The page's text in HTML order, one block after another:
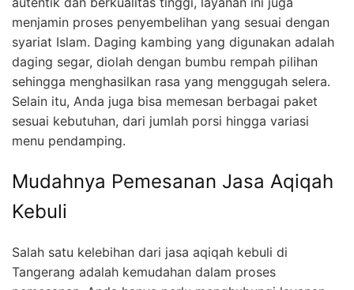
menjamin proses penyembelihan yang sesuai dengan
syariat Islam. Daging kambing yang digunakan adalah
daging segar, diolah dengan bumbu rempah pilihan
sehingga menghasilkan rasa yang menggugah selera.
Selain itu, Anda juga bisa memesan berbagai paket
sesuai kebutuhan, dari jumlah porsi hingga variasi
menu pendamping.
Mudahnya Pemesanan Jasa Aqiqah
Kebuli
Salah satu kelebihan dari jasa aqiqah kebuli di
Tangerang adalah kemudahan dalam proses